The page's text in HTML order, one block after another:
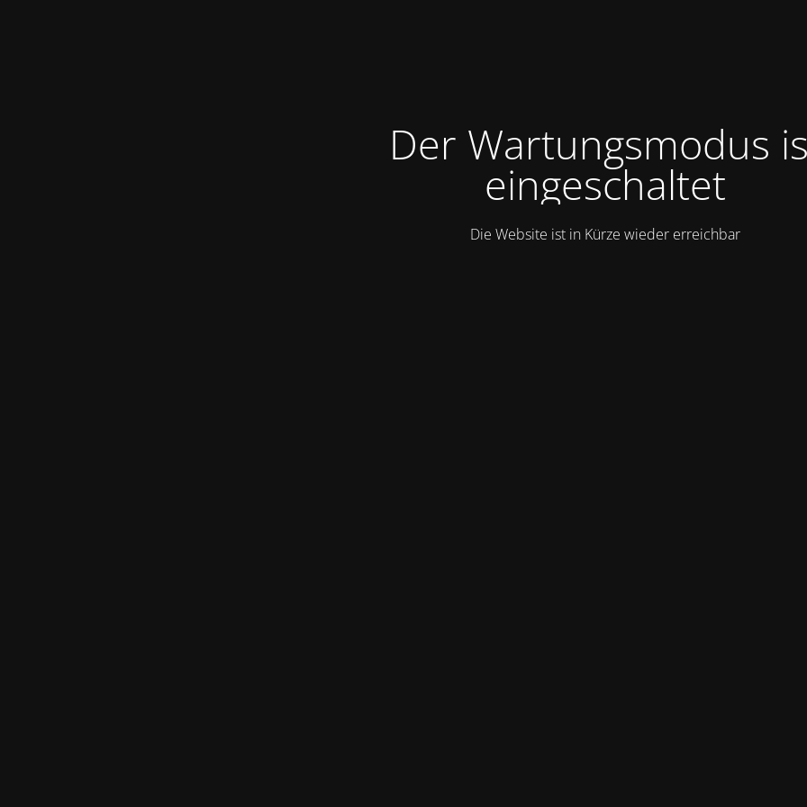
Der Wartungsmodus
eingeschaltet
Die Website ist in Kürze wieder erreichbar